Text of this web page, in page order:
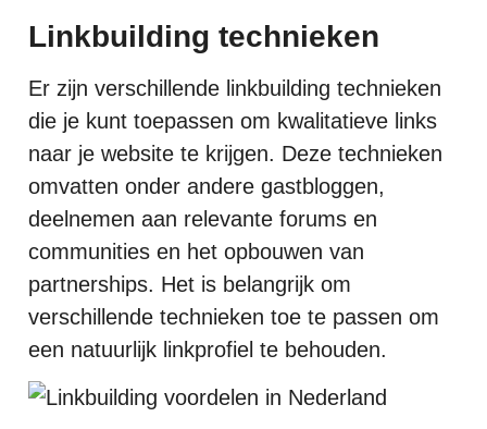
Linkbuilding technieken
Er zijn verschillende linkbuilding technieken
die je kunt toepassen om kwalitatieve links
naar je website te krijgen. Deze technieken
omvatten onder andere gastbloggen,
deelnemen aan relevante forums en
communities en het opbouwen van
partnerships. Het is belangrijk om
verschillende technieken toe te passen om
een natuurlijk linkprofiel te behouden.